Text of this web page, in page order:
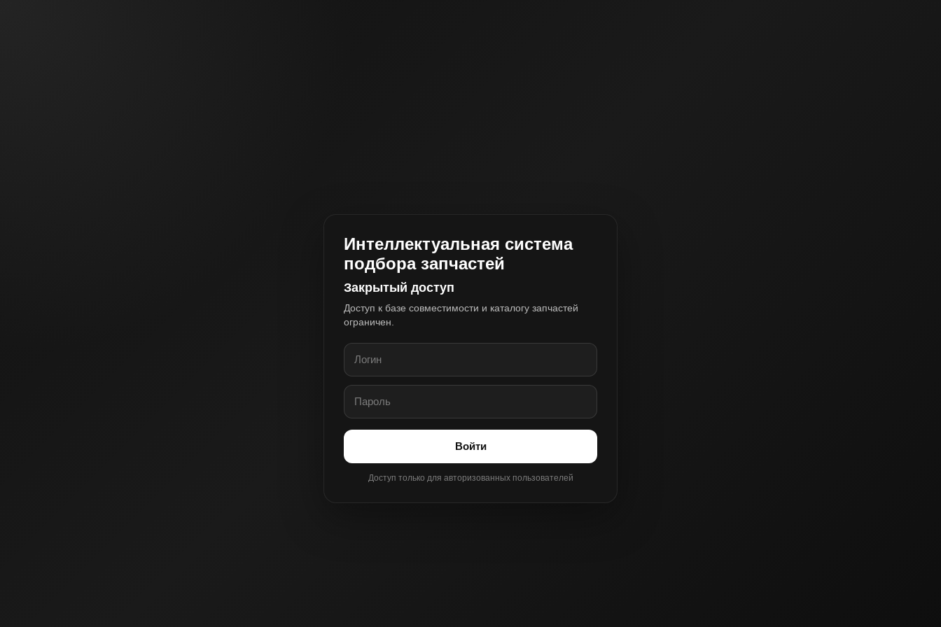
Интеллектуальная система
подбора запчастей
Закрытый доступ
Доступ к базе совместимости и каталогу запчастей
ограничен.
Войти
Доступ только для авторизованных пользователей